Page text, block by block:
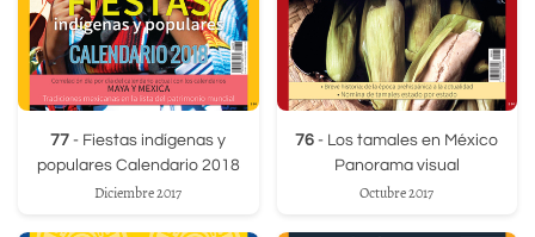
77 - Fiestas indígenas y
populares Calendario 2018
Diciembre 2017
76 - Los tamales en México
Panorama visual
Octubre 2017